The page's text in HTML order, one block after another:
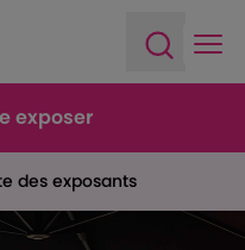
exposer
des exposants